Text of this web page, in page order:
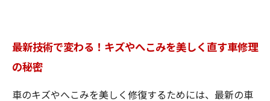
最新技術で変わる！キズやへこみを美しく直す車修理
の秘密
車のキズやへこみを美しく修復するためには、最新の車